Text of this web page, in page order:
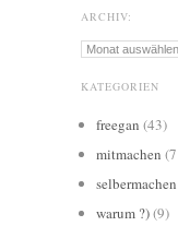
ARCHIV:
Archiv:
KATEGORIEN
freegan (43)
mitmachen
selbermachen
warum ?)(9)